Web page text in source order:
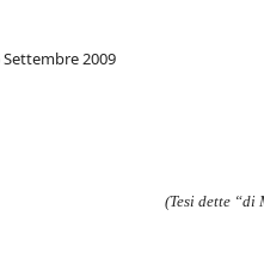
Settembre 2009
(Tesi dette “di